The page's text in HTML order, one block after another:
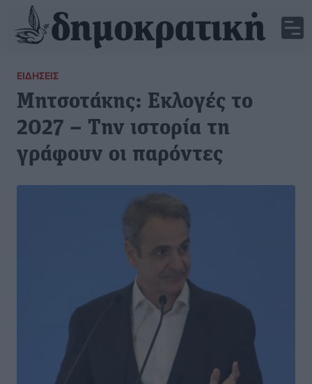
ΕΙΔΉΣΕΙΣ
Mητσοτάκης: Εκλογές το
2027 – Την ιστορία τη
γράφουν οι παρόντες